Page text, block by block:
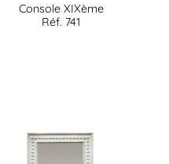
Console XIXème
Réf. 741